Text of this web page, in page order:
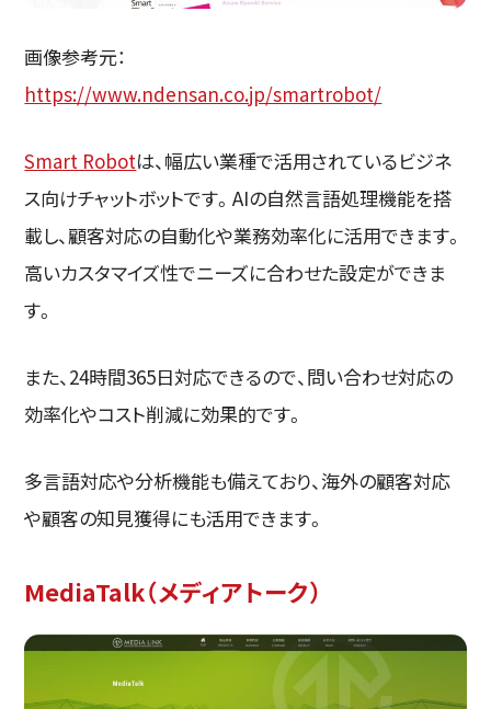
画像参考元：
https://www.ndensan.co.jp/smartrobot/
Smart Robotは、幅広い業種で活用されているビジネ
ス向けチャットボットです。AIの自然言語処理機能を搭
載し、顧客対応の自動化や業務効率化に活用できます。
高いカスタマイズ性でニーズに合わせた設定ができま
す。
また、24時間365日対応できるので、問い合わせ対応の
効率化やコスト削減に効果的です。
多言語対応や分析機能も備えており、海外の顧客対応
や顧客の知見獲得にも活用できます。
MediaTalk（メディアトーク）